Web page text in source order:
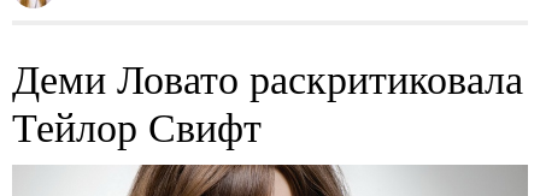
Деми Ловато раскритиковала
Тейлор Свифт